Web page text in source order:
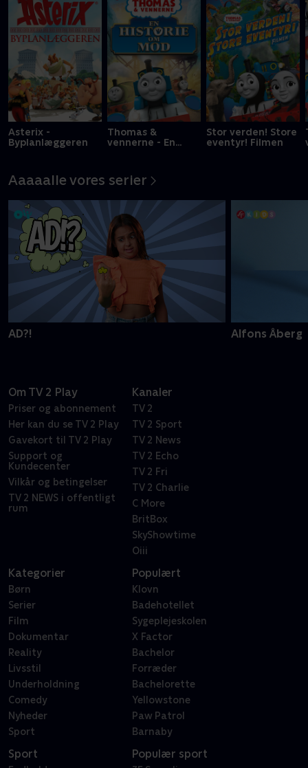
Asterix -
Byplanlæggeren
Thomas &
vennerne - En
Stor verden! Store
eventyr! Filmen
Aaaaalle vores serier
AD?! Alfons Åberg
Om TV 2 Play
Priser og abonnement
Her kan du se TV 2 Play
Gavekort til TV 2 Play
Support og
Kundecenter
Vilkår og betingelser
TV 2 NEWS i offentligt
rum
Kanaler
TV 2
TV 2 Sport
TV 2 News
TV 2 Echo
TV 2 Fri
TV 2 Charlie
C More
BritBox
SkyShowtime
Oiii
Kategorier
Børn
Serier
Film
Dokumentar
Reality
Livsstil
Underholdning
Comedy
Nyheder
Sport
Populært
Klovn
Badehotellet
Sygeplejeskolen
X Factor
Bachelor
Forræder
Bachelorette
Yellowstone
Paw Patrol
Barnaby
Sport Populær sport